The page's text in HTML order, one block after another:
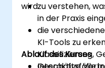
wird.zu verstehen,
in der Praxis
die
KI-Tools zu
Klassifizierung,
Ablauf des Kurses